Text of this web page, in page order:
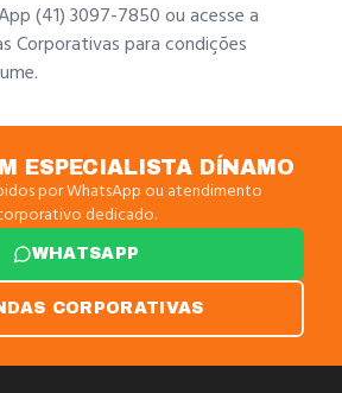
(41) 3097-7850 ou acesse a
Corporativas para condições
ESPECIALISTA DÍNAMO
por WhatsApp ou atendimento
dedicado.
WHATSAPP
CORPORATIVAS